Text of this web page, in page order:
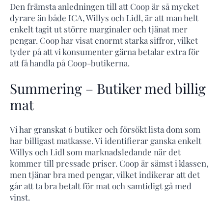
Den främsta anledningen till att Coop är så mycket
dyrare än både ICA, Willys och Lidl, är att man helt
enkelt tagit ut större marginaler och tjänat mer
pengar. Coop har visat enormt starka siffror, vilket
tyder på att vi konsumenter gärna betalar extra för
att få handla på Coop-butikerna.
Summering – Butiker med billig
mat
Vi har granskat 6 butiker och försökt lista dom som
har billigast matkasse. Vi identifierar ganska enkelt
Willys och Lidl som marknadsledande när det
kommer till pressade priser. Coop är sämst i klassen,
men tjänar bra med pengar, vilket indikerar att det
går att ta bra betalt för mat och samtidigt gå med
vinst.